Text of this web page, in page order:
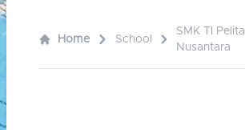
Home School
SMK TI Pelita
Nusantara